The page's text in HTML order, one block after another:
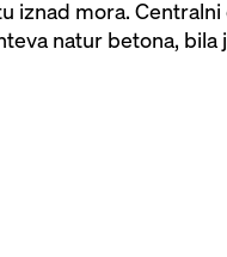
iznad mora. Centralni
natur betona, bila